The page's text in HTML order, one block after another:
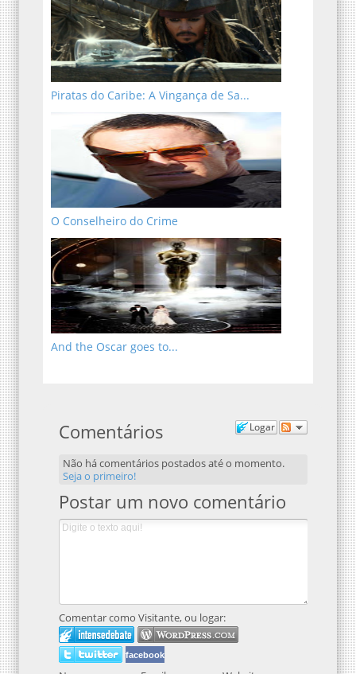
Piratas do Caribe: A Vingança de Sa...
O Conselheiro do Crime
And the Oscar goes to...
Logar
Comentários
Não há comentários postados até o momento.
Seja o primeiro!
Postar um novo comentário
Comentar como Visitante, ou logar:
facebook